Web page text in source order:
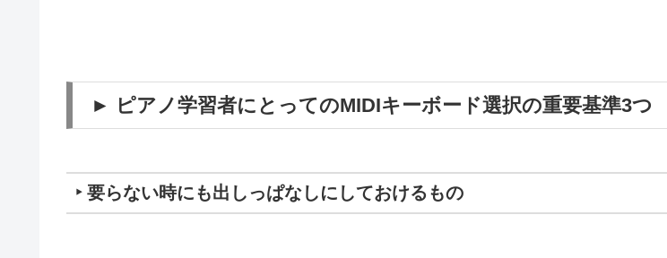
► ピアノ学習者にとってのMIDIキーボード選択の重要基準3つ
‣ 要らない時にも出しっぱなしにしておけるもの